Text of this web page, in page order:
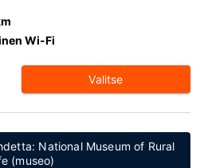
Wi-Fi
Valitse
National Museum of Rural
(museo)